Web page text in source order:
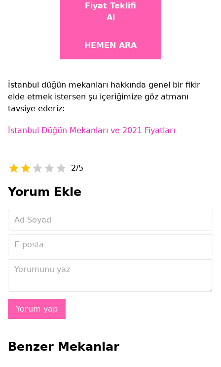
Fiyat Teklifi
Al
HEMEN ARA
İstanbul düğün mekanları hakkında genel bir fikir
elde etmek istersen şu içeriğimize göz atmanı
tavsiye ederiz:
İstanbul Düğün Mekanları ve 2021 Fiyatları
2/5
Yorum Ekle
Benzer Mekanlar